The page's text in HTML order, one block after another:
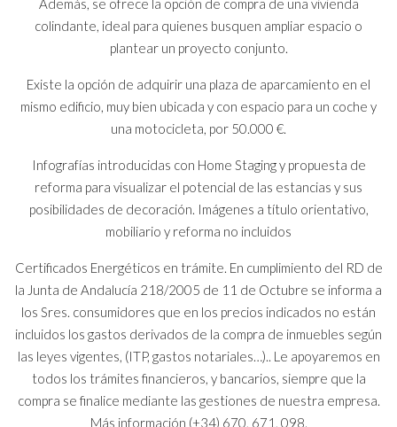
colindante, ideal para quienes busquen ampliar espacio o
plantear un proyecto conjunto.
Existe la opción de adquirir una plaza de aparcamiento en el
mismo edificio, muy bien ubicada y con espacio para un coche y
una motocicleta, por 50.000 €.
Infografías introducidas con Home Staging y propuesta de
reforma para visualizar el potencial de las estancias y sus
posibilidades de decoración. Imágenes a título orientativo,
mobiliario y reforma no incluidos
Certificados Energéticos en trámite. En cumplimiento del RD de
la Junta de Andalucía 218/2005 de 11 de Octubre se informa a
los Sres. consumidores que en los precios indicados no están
incluidos los gastos derivados de la compra de inmuebles según
las leyes vigentes, (ITP, gastos notariales…).. Le apoyaremos en
todos los trámites financieros, y bancarios, siempre que la
compra se finalice mediante las gestiones de nuestra empresa.
Más información (+34) 670, 671, 098.